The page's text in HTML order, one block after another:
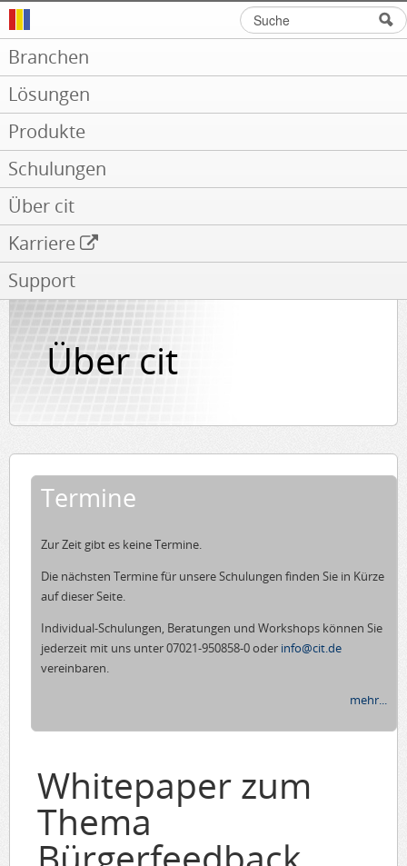
Branchen
Lösungen
Produkte
Schulungen
Über cit
Karriere
Support
Suchformular
Suche
Über cit
Termine
Zur Zeit gibt es keine Termine.
Die nächsten Termine für unsere Schulungen finden Sie in Kürze
auf dieser Seite.
Individual-Schulungen, Beratungen und Workshops können Sie
jederzeit mit uns unter 07021-950858-0 oder info@cit.de
vereinbaren.
mehr...
Whitepaper zum
Thema